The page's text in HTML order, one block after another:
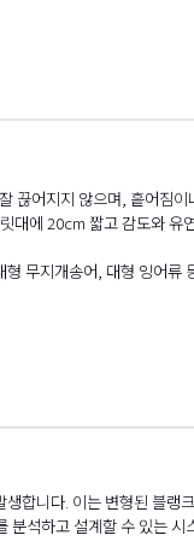
끊어지지 않으며, 흩어짐
에 20cm 짧고 감도와
무지개송어, 대형 잉어류
합니다. 이는 변형된 블랭
석하고 설계할 수 있는